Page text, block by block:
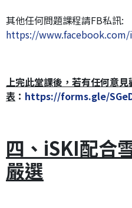
其他任何問題課程請FB私訊:
https://
上完此堂課後，若有任何意
表 ： https://forms.gle/
四、iSKI配合
嚴選